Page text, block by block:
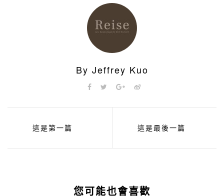
By Jeffrey Kuo
這是第一篇 這是最後一篇
您可能也會喜歡